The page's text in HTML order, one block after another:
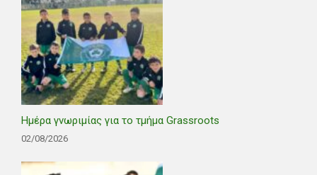
Ημέρα γνωριμίας για το τμήμα Grassroots
02/08/2026